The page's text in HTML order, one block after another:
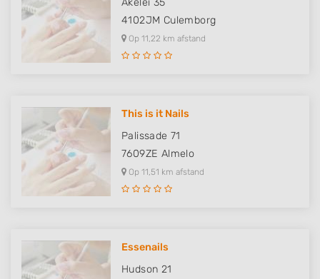
Akelei 35
4102JM Culemborg
Op 11,22 km afstand
This is it Nails
Palissade 71
7609ZE Almelo
Op 11,51 km afstand
Essenails
Hudson 21